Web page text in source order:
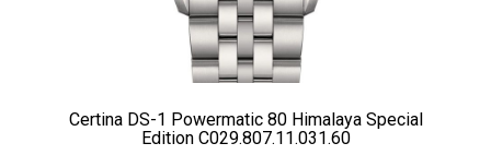
Certina DS-1 Powermatic 80 Himalaya Special
Edition C029.807.11.031.60